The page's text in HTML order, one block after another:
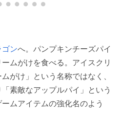
ゴンへ。パンプキンチーズパイ
ムがけを食べる。アイスクリ
がけ」という名称ではなく、
素敵なアップルパイ」という
ムアイテムの強化名のよう